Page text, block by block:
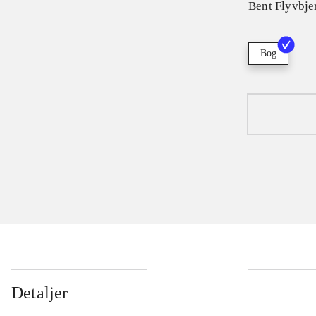
Bent
Bog
Detaljer